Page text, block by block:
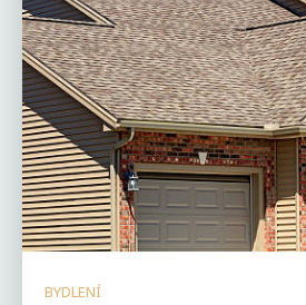
BYDLENÍ